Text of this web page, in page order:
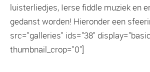
luisterliedjes, Ierse fiddle muziek en
gedanst worden! Hieronder een
src="galleries" ids="38"
thumbnail_crop="0"]